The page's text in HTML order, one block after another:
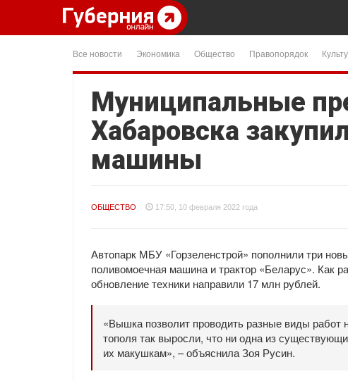
Все новости Экономика Общество Правопорядок
Муниципальные
Хабаровска
машины
ОБЩЕСТВО 17:50, 10 февраля 2022 года
Автопарк МБУ «Горзеленстрой» пополнили три
поливомоечная машина и трактор «Беларус». Как
обновление техники направили 17 млн рублей.
«Вышка позволит проводить разные виды
тополя так выросли, что ни одна из
их макушкам», – объяснила Зоя Русин.